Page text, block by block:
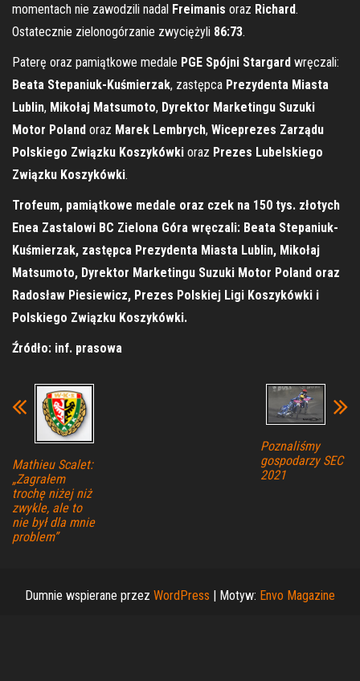
momentach nie zawodzili nadal Freimanis oraz Richard.
Ostatecznie zielonogórzanie zwyciężyli 86:73.
Paterę oraz pamiątkowe medale PGE Spójni Stargard wręczali:
Beata Stepaniuk-Kuśmierzak, zastępca Prezydenta Miasta
Lublin, Mikołaj Matsumoto, Dyrektor Marketingu Suzuki
Motor Poland oraz Marek Lembrych, Wiceprezes Zarządu
Polskiego Związku Koszykówki oraz Prezes Lubelskiego
Związku Koszykówki.
Trofeum, pamiątkowe medale oraz czek na 150 tys. złotych
Enea Zastalowi BC Zielona Góra wręczali: Beata Stepaniuk-
Kuśmierzak, zastępca Prezydenta Miasta Lublin, Mikołaj
Matsumoto, Dyrektor Marketingu Suzuki Motor Poland oraz
Radosław Piesiewicz, Prezes Polskiej Ligi Koszykówki i
Polskiego Związku Koszykówki.
Źródło: inf. prasowa
Mathieu Scalet:
„Zagrałem
trochę niżej niż
zwykle, ale to
nie był dla mnie
problem”
Poznaliśmy
gospodarzy SEC
2021
Dumnie wspierane przez WordPress | Motyw: Envo Magazine